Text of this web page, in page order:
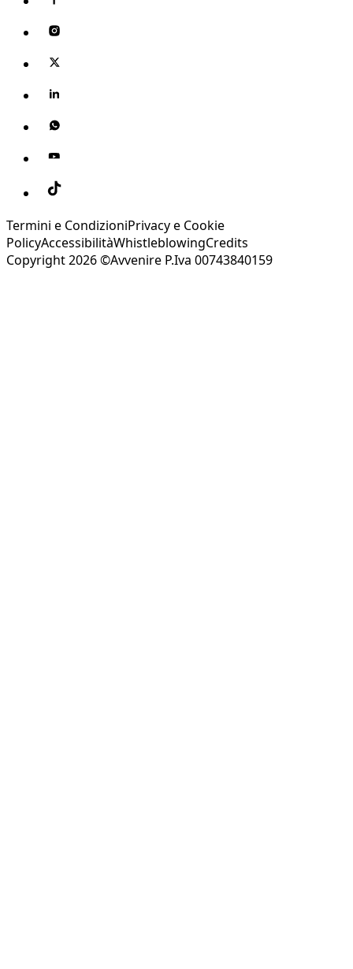
Termini e CondizioniPrivacy e Cookie
PolicyAccessibilitàWhistleblowingCredits
Copyright 2026 ©Avvenire P.Iva 00743840159